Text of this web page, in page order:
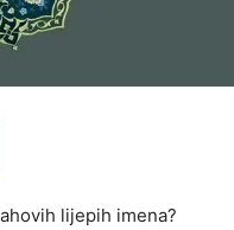
lijepih imena?